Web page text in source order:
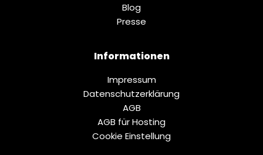
Blog
Presse
Informationen
Impressum
Datenschutz­erklärung
AGB
AGB für Hosting
Cookie Einstellung